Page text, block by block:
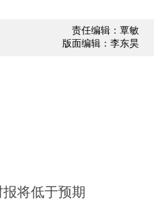
责任编辑：覃敏
版面编辑：李东昊
将低于预期